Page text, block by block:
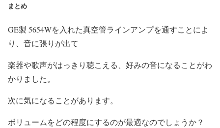
まとめ
GE製 5654Wを入れた真空管ラインアンプを通すことによ
り、音に張りが出て
楽器や歌声がはっきり聴こえる、好みの音になることがわ
かりました。
次に気になることがあります。
ボリュームをどの程度にするのが最適なのでしょうか？